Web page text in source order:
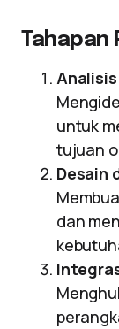
Tahapan
untuk
tujuan
Desain
dan